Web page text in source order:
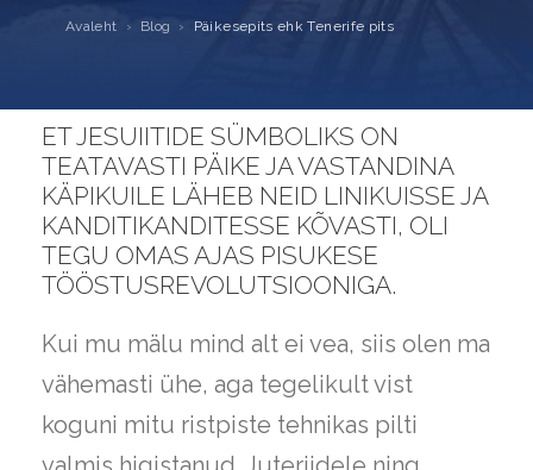
Avaleht › Blog › Päikesepits ehk Tenerife pits
ET JESUIITIDE SÜMBOLIKS ON
TEATAVASTI PÄIKE JA VASTANDINA
KÄPIKUILE LÄHEB NEID LINIKUISSE JA
KANDITIKANDITESSE KÕVASTI, OLI
TEGU OMAS AJAS PISUKESE
TÖÖSTUSREVOLUTSIOONIGA.
Kui mu mälu mind alt ei vea, siis olen ma
vähemasti ühe, aga tegelikult vist
koguni mitu ristpiste tehnikas pilti